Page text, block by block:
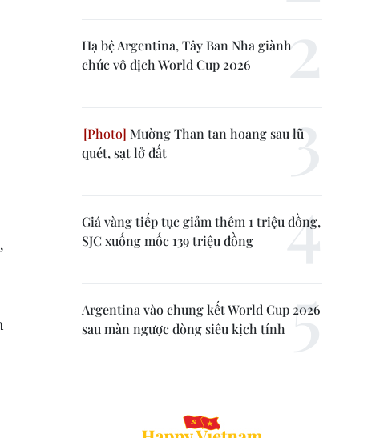
Hạ bệ Argentina, Tây Ban Nha giành
chức vô địch World Cup 2026
Mường Than tan hoang sau lũ
quét, sạt lở đất
Giá vàng tiếp tục giảm thêm 1 triệu đồng,
SJC xuống mốc 139 triệu đồng
Argentina vào chung kết World Cup 2026
sau màn ngược dòng siêu kịch tính